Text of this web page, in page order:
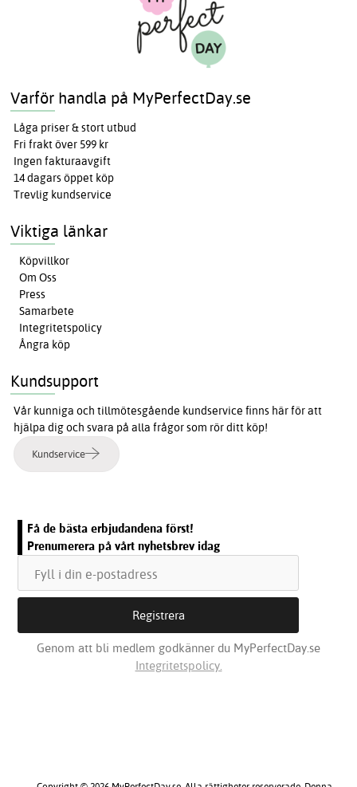
Varför handla på MyPerfectDay.se
Låga priser & stort utbud
Fri frakt över 599 kr
Ingen fakturaavgift
14 dagars öppet köp
Trevlig kundservice
Viktiga länkar
Köpvillkor
Om Oss
Press
Samarbete
Integritetspolicy
Ångra köp
Kundsupport
Vår kunniga och tillmötesgående kundservice finns här för att
hjälpa dig och svara på alla frågor som rör ditt köp!
Kundservice
Få de bästa erbjudandena först!
Prenumerera på vårt nyhetsbrev idag
Genom att bli medlem godkänner du MyPerfectDay.se
Integritetspolicy.